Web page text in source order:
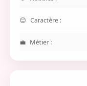
Caractère :
Métier :